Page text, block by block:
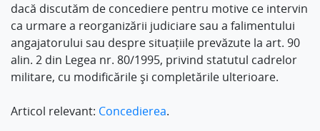
dacă discutăm de concediere pentru motive ce intervin
ca urmare a reorganizării judiciare sau a falimentului
angajatorului sau despre situațiile prevăzute la art. 90
alin. 2 din Legea nr. 80/1995, privind statutul cadrelor
militare, cu modificările și completările ulterioare.
Articol relevant: Concedierea.